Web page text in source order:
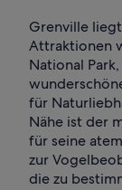
Grenville
Attraktionen
National
für
Nähe ist der
für seine
zur
die zu